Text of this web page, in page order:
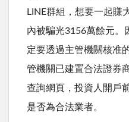
LINE群組，想要一起賺
內被騙光3156萬餘元。
定要透過主管機關核准
管機關已建置合法證券
查詢網頁，投資人開戶
是否為合法業者。